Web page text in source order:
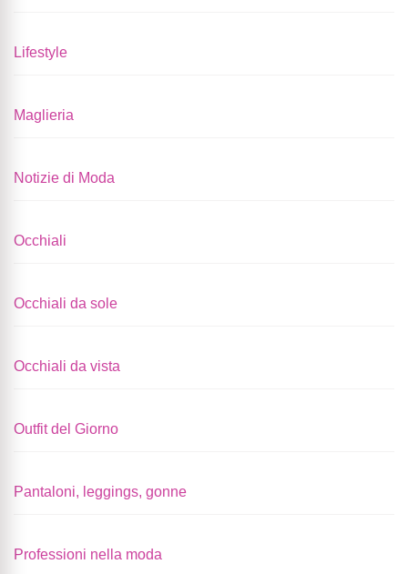
Lifestyle
Maglieria
Notizie di Moda
Occhiali
Occhiali da sole
Occhiali da vista
Outfit del Giorno
Pantaloni, leggings, gonne
Professioni nella moda